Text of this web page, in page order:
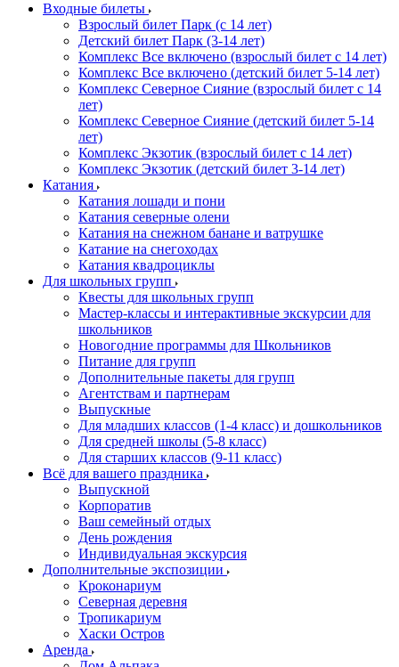
Входные билеты
Взрослый билет Парк (с 14 лет)
Детский билет Парк (3-14 лет)
Комплекс Все включено (взрослый билет с 14 лет)
Комплекс Все включено (детский билет 5-14 лет)
Комплекс Северное Сияние (взрослый билет с 14
лет)
Комплекс Северное Сияние (детский билет 5-14
лет)
Комплекс Экзотик (взрослый билет с 14 лет)
Комплекс Экзотик (детский билет 3-14 лет)
Катания
Катания лошади и пони
Катания северные олени
Катания на снежном банане и ватрушке
Катание на снегоходах
Катания квадроциклы
Для школьных групп
Квесты для школьных групп
Мастер-классы и интерактивные экскурсии для
школьников
Новогодние программы для Школьников
Питание для групп
Дополнительные пакеты для групп
Агентствам и партнерам
Выпускные
Для младших классов (1-4 класс) и дошкольников
Для средней школы (5-8 класс)
Для старших классов (9-11 класс)
Всё для вашего праздника
Выпускной
Корпоратив
Ваш семейный отдых
День рождения
Индивидуальная экскурсия
Дополнительные экспозиции
Кроконариум
Северная деревня
Тропикариум
Хаски Остров
Аренда